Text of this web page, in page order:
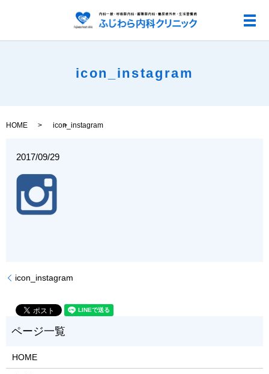
メ
icon_instagram
HOME icon_instagram
2017/09/29
icon_instagram
HOME